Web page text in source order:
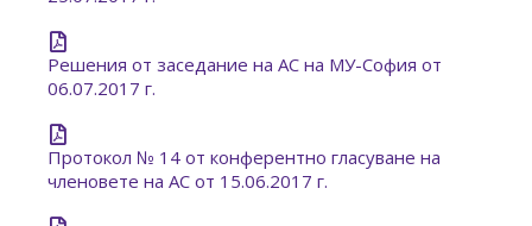
Решения от заседание на АС на МУ-София от
06.07.2017 г.
Протокол № 14 от конферентно гласуване на
членовете на АС от 15.06.2017 г.